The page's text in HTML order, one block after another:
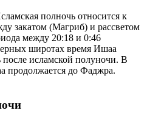
полночь относится к
закатом (Магриб) и рассветом
между 20:18 и 0:46
широтах время Ишаа
после исламской полуночи. В
продолжается до Фаджра.